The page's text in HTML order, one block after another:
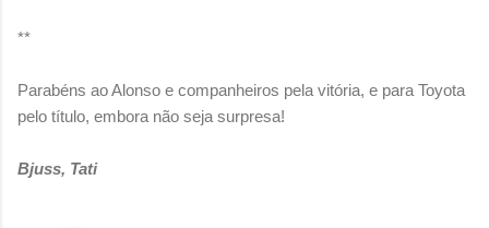
**
Parabéns ao Alonso e companheiros pela vitória, e para Toyota
pelo título, embora não seja surpresa!
Bjuss, Tati